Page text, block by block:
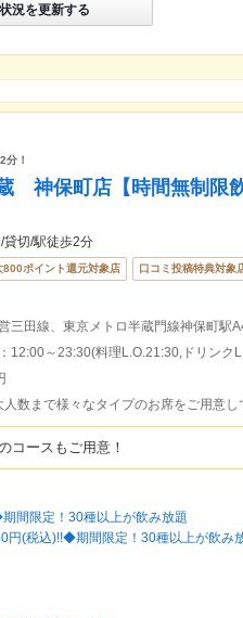
況を更新する
分！
神保町店【時間無制限
貸切/駅徒歩2分
800ポイント還元対象店 口コミ投稿特典対象
12:00～23:30(料理L.O.21:30,ドリンク
数まで様々なタイプのお席をご用意し
コースもご用意！
間限定！30種以上が飲み放題
円(税込)!!◆期間限定！30種以上が飲み